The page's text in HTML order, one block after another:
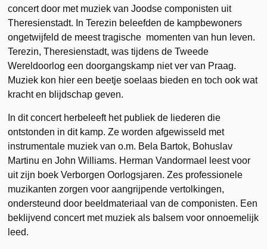
concert door met muziek van Joodse componisten uit
Theresienstadt. In Terezin beleefden de kampbewoners
ongetwijfeld de meest tragische momenten van hun leven.
Terezin, Theresienstadt, was tijdens de Tweede
Wereldoorlog een doorgangskamp niet ver van Praag.
Muziek kon hier een beetje soelaas bieden en toch ook wat
kracht en blijdschap geven.
In dit concert herbeleeft het publiek de liederen die
ontstonden in dit kamp. Ze worden afgewisseld met
instrumentale muziek van o.m. Bela Bartok, Bohuslav
Martinu en John Williams. Herman Vandormael leest voor
uit zijn boek Verborgen Oorlogsjaren. Zes professionele
muzikanten zorgen voor aangrijpende vertolkingen,
ondersteund door beeldmateriaal van de componisten. Een
beklijvend concert met muziek als balsem voor onnoemelijk
leed.